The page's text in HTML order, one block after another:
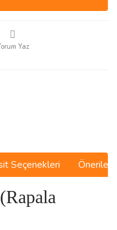
Yaz
Seçenekleri